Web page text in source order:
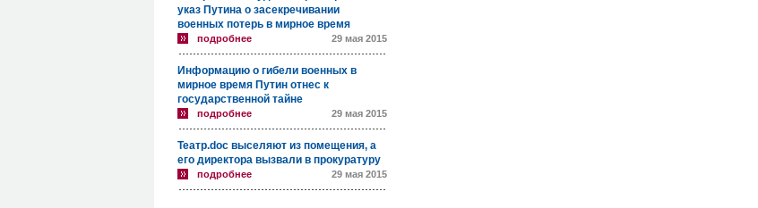
указ Путина о засекречивании
военных потерь в мирное время
подробнее 29 мая 2015
Информацию о гибели военных в
мирное время Путин отнес к
государственной тайне
подробнее 29 мая 2015
Театр.doc выселяют из помещения, а
его директора вызвали в прокуратуру
подробнее 29 мая 2015